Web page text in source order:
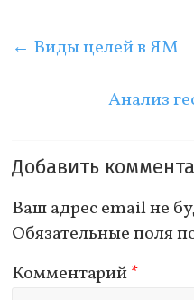
← Виды целей в ЯМ
Анализ
Добавить
Ваш адрес email не
Обязательные поля
Комментарий*